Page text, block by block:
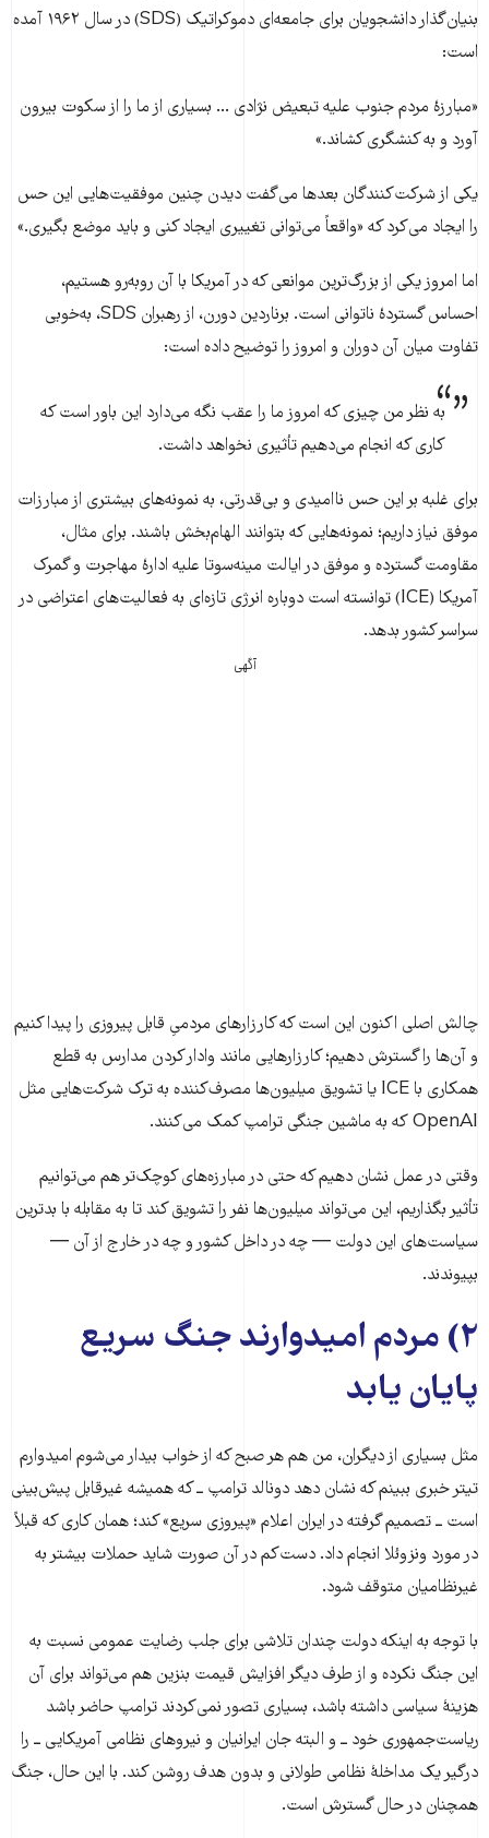
بنیان‌گذار دانشجویان برای جامعه‌ای دموکراتیک (SDS) در سال ۱۹۶۲ آمده
است:
«مبارزهٔ مردم جنوب علیه تبعیض نژادی ... بسیاری از ما را از سکوت بیرون
آورد و به کنشگری کشاند.»
یکی از شرکت‌کنندگان بعدها می‌گفت دیدن چنین موفقیت‌هایی این حس
را ایجاد می‌کرد که «واقعاً می‌توانی تغییری ایجاد کنی و باید موضع بگیری.»
اما امروز یکی از بزرگ‌ترین موانعی که در آمریکا با آن روبه‌رو هستیم،
احساس گستردهٔ ناتوانی است. برناردین دورن، از رهبران SDS، به‌خوبی
تفاوت میان آن دوران و امروز را توضیح داده است:
به نظر من چیزی که امروز ما را عقب نگه می‌دارد این باور است که
کاری که انجام می‌دهیم تأثیری نخواهد داشت.
برای غلبه بر این حس ناامیدی و بی‌قدرتی، به نمونه‌های بیشتری از مبارزات
موفق نیاز داریم؛ نمونه‌هایی که بتوانند الهام‌بخش باشند. برای مثال،
مقاومت گسترده و موفق در ایالت مینه‌سوتا علیه ادارهٔ مهاجرت و گمرک
آمریکا (ICE) توانسته است دوباره انرژی تازه‌ای به فعالیت‌های اعتراضی در
سراسر کشور بدهد.
آگهی
چالش اصلی اکنون این است که کارزارهای مردمیِ قابل پیروزی را پیدا کنیم
و آن‌ها را گسترش دهیم؛ کارزارهایی مانند وادار کردن مدارس به قطع
همکاری با ICE یا تشویق میلیون‌ها مصرف‌کننده به ترک شرکت‌هایی مثل
OpenAI که به ماشین جنگی ترامپ کمک می‌کنند.
وقتی در عمل نشان دهیم که حتی در مبارزه‌های کوچک‌تر هم می‌توانیم
تأثیر بگذاریم، این می‌تواند میلیون‌ها نفر را تشویق کند تا به مقابله با بدترین
سیاست‌های این دولت — چه در داخل کشور و چه در خارج از آن —
بپیوندند.
۲) مردم امیدوارند جنگ سریع
پایان یابد
مثل بسیاری از دیگران، من هم هر صبح که از خواب بیدار می‌شوم امیدوارم
تیتر خبری ببینم که نشان دهد دونالد ترامپ ــ که همیشه غیرقابل پیش‌بینی
است ــ تصمیم گرفته در ایران اعلام «پیروزی سریع» کند؛ همان کاری که قبلاً
در مورد ونزوئلا انجام داد. دست‌کم در آن صورت شاید حملات بیشتر به
غیرنظامیان متوقف شود.
با توجه به اینکه دولت چندان تلاشی برای جلب رضایت عمومی نسبت به
این جنگ نکرده و از طرف دیگر افزایش قیمت بنزین هم می‌تواند برای آن
هزینهٔ سیاسی داشته باشد، بسیاری تصور نمی‌کردند ترامپ حاضر باشد
ریاست‌جمهوری خود ــ و البته جان ایرانیان و نیروهای نظامی آمریکایی ــ را
درگیر یک مداخلهٔ نظامی طولانی و بدون هدف روشن کند. با این حال، جنگ
همچنان در حال گسترش است.